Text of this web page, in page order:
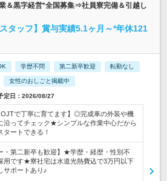
＆黒字経営*全国募集⇒社員寮完備＆引越し
タッフ】賞与実績5.1ヶ月～*年休121
学歴不問 第二新卒歓迎 転勤なし
女性のおしごと掲載中
定日：2026/08/27
OJTで丁寧に育てます】◎完成車の外装や機
沿ってチェック★シンプルな作業中心だから
タートできる！
・第二新卒も歓迎】★学歴・経歴・性別不
用です★寮社宅は水道光熱費込で3万円以下
サポートあり♪